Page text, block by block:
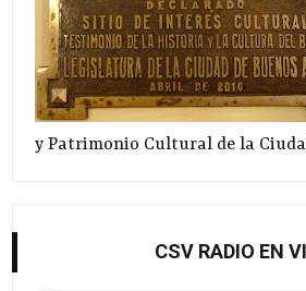
y Patrimonio Cultural de la
CSV RADIO EN